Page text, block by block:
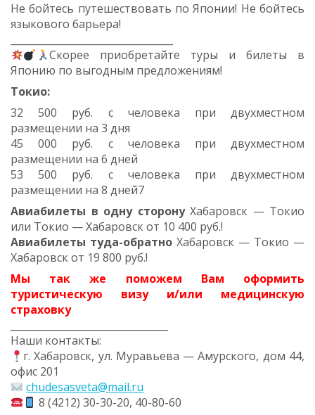
Не бойтесь путешествовать по Японии! Не бойтесь
языкового барьера!
Скорее приобретайте туры и билеты в
Японию по выгодным предложениям!
Токио:
32 500 руб. с человека при двухместном
размещении на 3 дня
45 000 руб. с человека при двухместном
размещении на 6 дней
53 500 руб. с человека при двухместном
размещении на 8 дней7
Авиабилеты в одну сторонуХабаровск — Токио
или Токио — Хабаровск от 10 400 руб.!
Авиабилеты туда-обратно Хабаровск — Токио —
Хабаровск от 19 800 руб.!
Мы так же поможем Вам оформить
туристическую визу и/или медицинскую
страховку
Наши контакты:
г. Хабаровск, ул. Муравьева — Амурского, дом 44,
офис 201
chudesasveta@mail.ru
8 (4212) 30-30-20, 40-80-60